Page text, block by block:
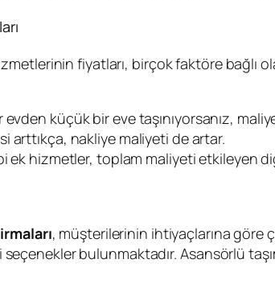
fiyatları, birçok faktöre bağlı
evden küçük bir eve taşınıyorsanız,
arttıkça, nakliye maliyeti de artar.
ek hizmetler, toplam maliyeti etkileyen
, müşterilerinin ihtiyaçlarına göre
seçenekler bulunmaktadır. Asansörlü